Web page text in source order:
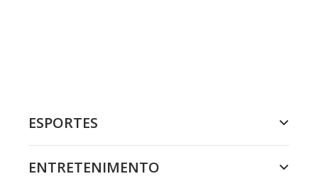
ESPORTES
ENTRETENIMENTO